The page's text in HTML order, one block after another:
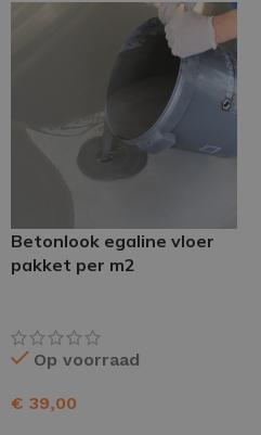
Betonlook egaline vloer
pakket per m2
Op voorraad
€ 39,00